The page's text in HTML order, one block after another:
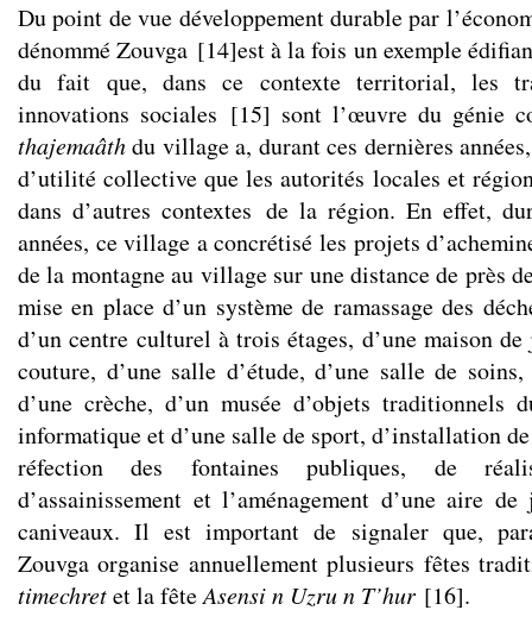
Du point de vue développement durable par
dénommé Zouvga [14]est à la fois un exemple
du fait que, dans ce contexte territorial, les
innovations sociales [15] sont l’œuvre du génie
thajemaâthdu village a, durant ces dernières
d’utilité collective que les autorités locales et
dans d’autres contextes de la région. En effet,
années, ce village a concrétisé les projets
de la montagne au village sur une distance de près
mise en place d’un système de ramassage des
d’un centre culturel à trois étages, d’une maison de
couture, d’une salle d’étude, d’une salle de
d’une crèche, d’un musée d’objets traditionnels
informatique et d’une salle de sport, d’installation
réfection des fontaines publiques, de
d’assainissement et l’aménagement d’une aire
caniveaux. Il est important de signaler que,
Zouvga organise annuellement plusieurs fêtes
timechretet la fêteAsensi n Uzru n T’hur [16].